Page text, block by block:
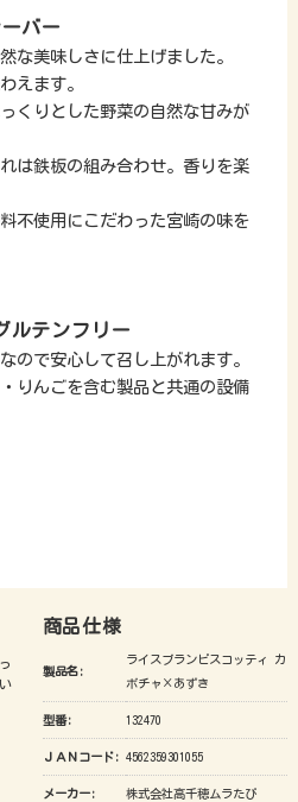
バー
な美味しさに仕上げました。
えます。
くりとした野菜の自然な甘みが
は鉄板の組み合わせ。香りを楽
不使用にこだわった宮崎の味を
テンフリー
ので安心して召し上がれます。
りんごを含む製品と共通の設備
商品仕様
製品名:
ライスブランビスコッティ カ
ボチャ×あずき
型番: 132470
ＪＡＮコード: 4562359301055
メーカー: 株式会社高千穂ムラたび